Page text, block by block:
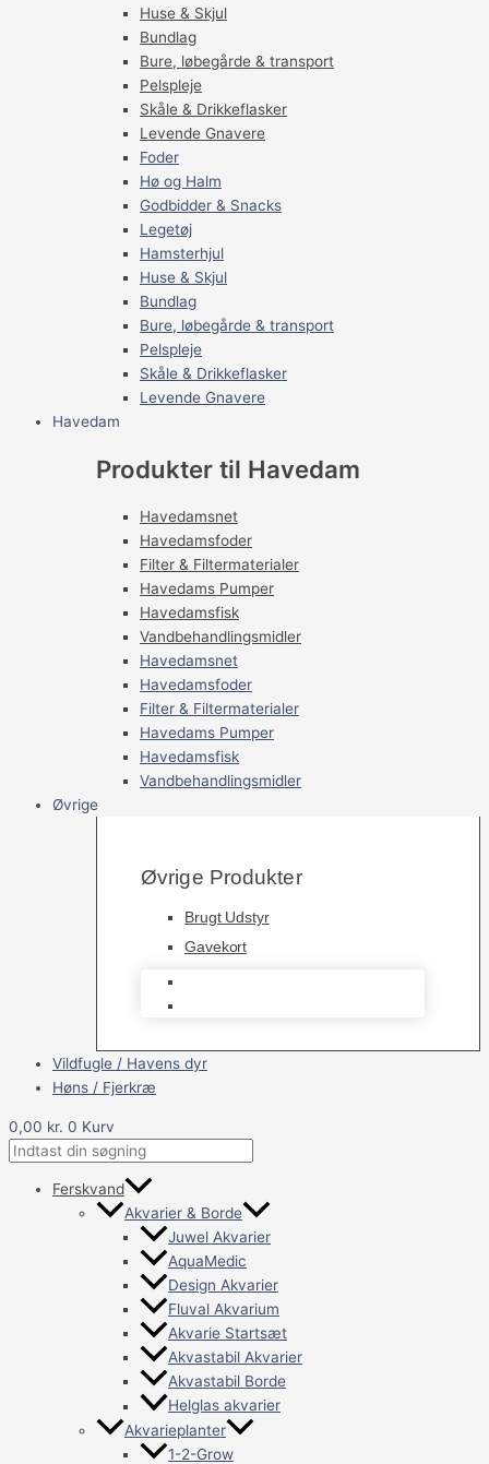
Huse & Skjul
Bundlag
Bure, løbegårde & transport
Pelspleje
Skåle & Drikkeflasker
Levende Gnavere
Foder
Hø og Halm
Godbidder & Snacks
Legetøj
Hamsterhjul
Huse & Skjul
Bundlag
Bure, løbegårde & transport
Pelspleje
Skåle & Drikkeflasker
Levende Gnavere
Havedam
Produkter til Havedam
Havedamsnet
Havedamsfoder
Filter & Filtermaterialer
Havedams Pumper
Havedamsfisk
Vandbehandlingsmidler
Havedamsnet
Havedamsfoder
Filter & Filtermaterialer
Havedams Pumper
Havedamsfisk
Vandbehandlingsmidler
Øvrige
Øvrige Produkter
Brugt Udstyr
Gavekort
Vildfugle / Havens dyr
Høns / Fjerkræ
0,00 kr. 0 Kurv
Ferskvand
Akvarier & Borde
Juwel Akvarier
AquaMedic
Design Akvarier
Fluval Akvarium
Akvarie Startsæt
Akvastabil Akvarier
Akvastabil Borde
Helglas akvarier
Akvarieplanter
1-2-Grow